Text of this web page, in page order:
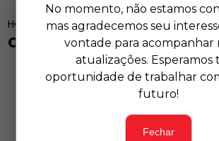
HOME CATEGORIASCERA ACRÍLICA PARA PISO
CERA ACRÍLICA PARA PISO
No momento, não estamos
mas agradecemos seu
vontade para acompanhar
atualizações. Esperamos
oportunidade de trabalhar
futuro!
Fechar